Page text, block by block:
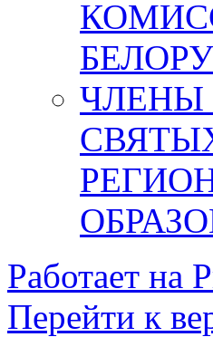
ЧЛЕНЫ
Работает на
Перейти к